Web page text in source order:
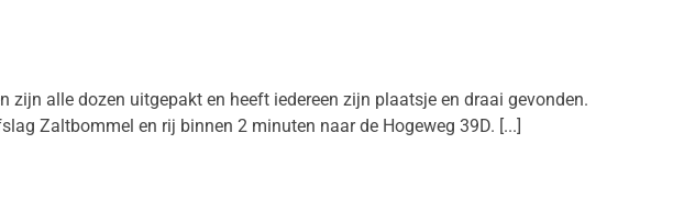
alle dozen uitgepakt en heeft iedereen zijn plaatsje en draai gevonden.
Zaltbommel en rij binnen 2 minuten naar de Hogeweg 39D. [...]